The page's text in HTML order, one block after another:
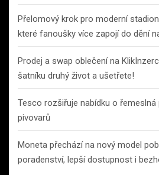
Přelomový krok pro moderní
které fanoušky více zapojí do dění
Prodej a swap oblečení na
šatníku druhý život a ušetřete!
Tesco rozšiřuje nabídku o řemeslná
pivovarů
Moneta přechází na nový model
poradenství, lepší dostupnost i